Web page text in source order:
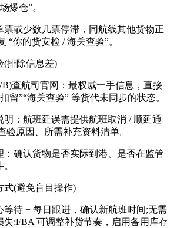
爆仓”。
或少数几票停滞，同航线其他货物正
“你的货安检 / 海关查验”。
除信息差)
航司官网：最权威一手信息，直接
留”“海关查验” 等货代未同步的状态。
：航班延误需提供航班取消 / 顺延通
验原因、所需补充资料清单。
确认货物是否实际到港、是否在监管
(避免盲目操作)
待 + 每日跟进，确认新航班时间;无需
失;FBA 可调整补货节奏，启用备用库存